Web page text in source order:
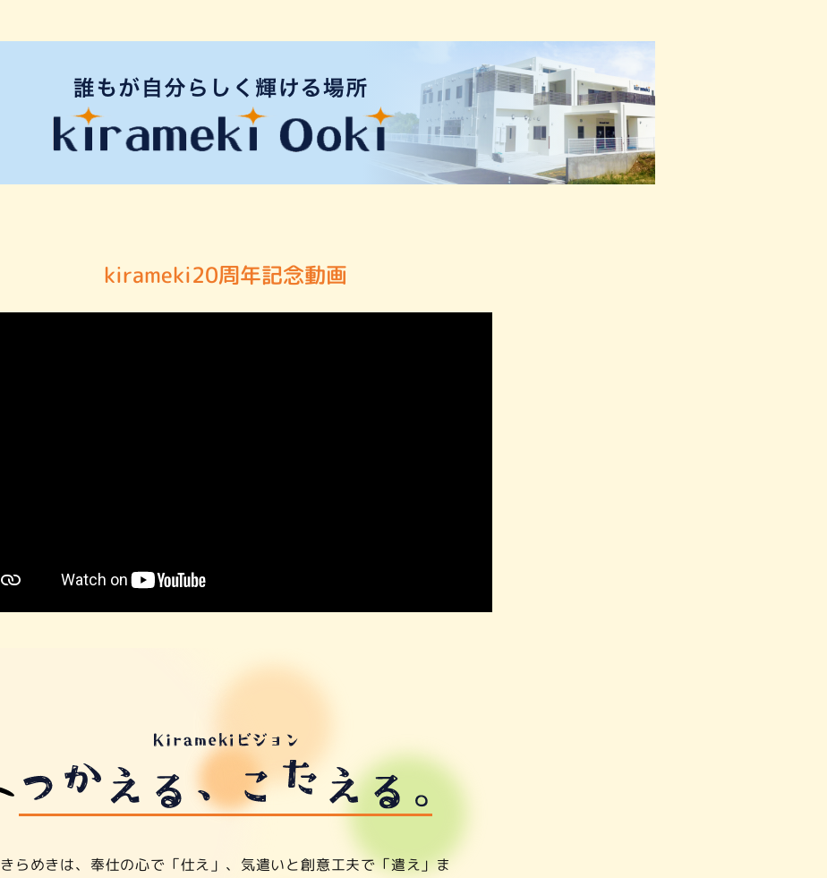
kirameki20周年記念動画
きらめきは、奉仕の心で「仕え」、気遣いと創意工夫で「遣え」ま